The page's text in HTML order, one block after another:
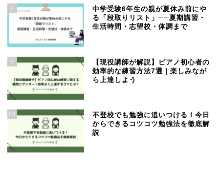
8
中学受験6年生の親が夏休み前にや
る「段取りリスト」──夏期講習・
生活時間・志望校・体調まで
9
【現役講師が解説】ピアノ初心者の
効率的な練習方法7選｜楽しみなが
ら上達しよう
10
不登校でも勉強に追いつける！今日
からできるコツコツ勉強法を徹底解
説